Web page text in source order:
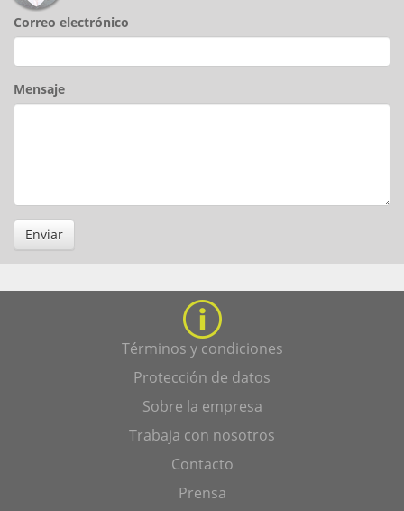
Correo electrónico
Mensaje
Enviar
Términos y condiciones
Protección de datos
Sobre la empresa
Trabaja con nosotros
Contacto
Prensa